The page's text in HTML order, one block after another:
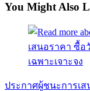
You Might Also
ประกาศผู้ชนะการเ